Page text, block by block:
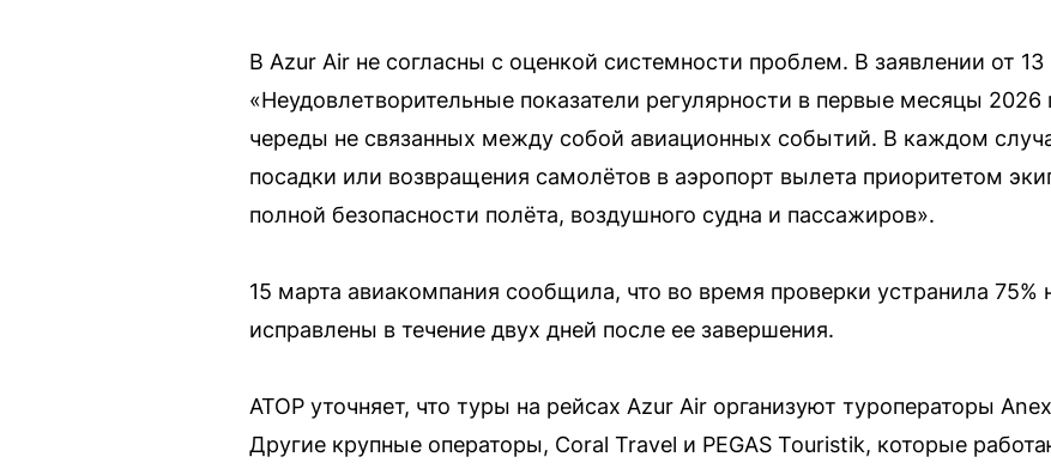
В Azur Air не согласны с оценкой системности проблем. В заявлении от 13
«Неудовлетворительные показатели регулярности в первые месяцы 2026
череды не связанных между собой авиационных событий. В каждом
посадки или возвращения самолётов в аэропорт вылета приоритетом
полной безопасности полёта, воздушного судна и пассажиров».
15 марта авиакомпания сообщила, что во время проверки устранила 75%
исправлены в течение двух дней после ее завершения.
АТОР уточняет, что туры на рейсах Azur Air организуют туроператоры
Другие крупные операторы, Coral Travel и PEGAS Touristik, которые